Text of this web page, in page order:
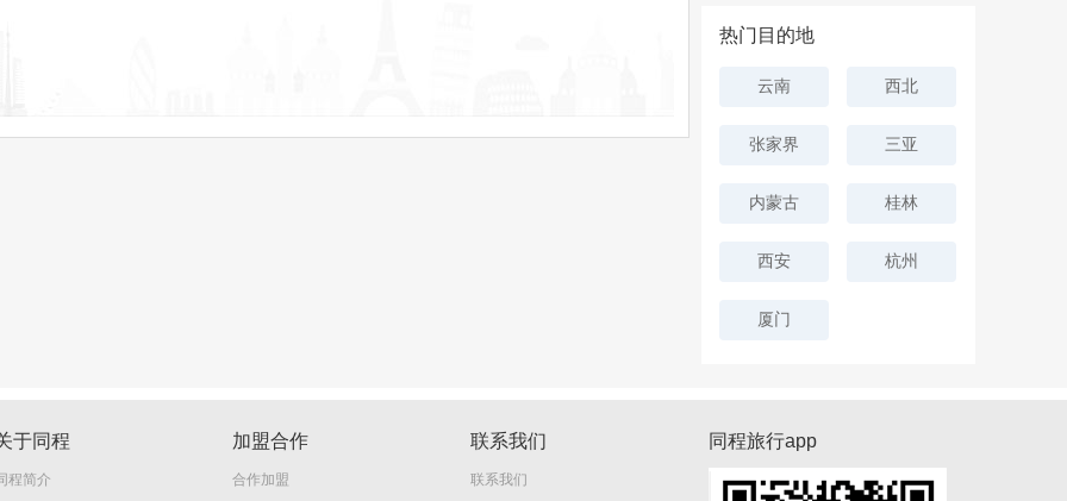
热门目的地
云南 西北
张家界 三亚
内蒙古 桂林
西安 杭州
厦门
于同程
程简介
加盟合作
合作加盟
联系我们
联系我们
同程旅行app